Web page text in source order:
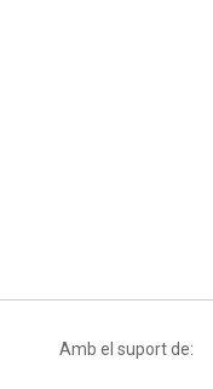
Amb el suport de: